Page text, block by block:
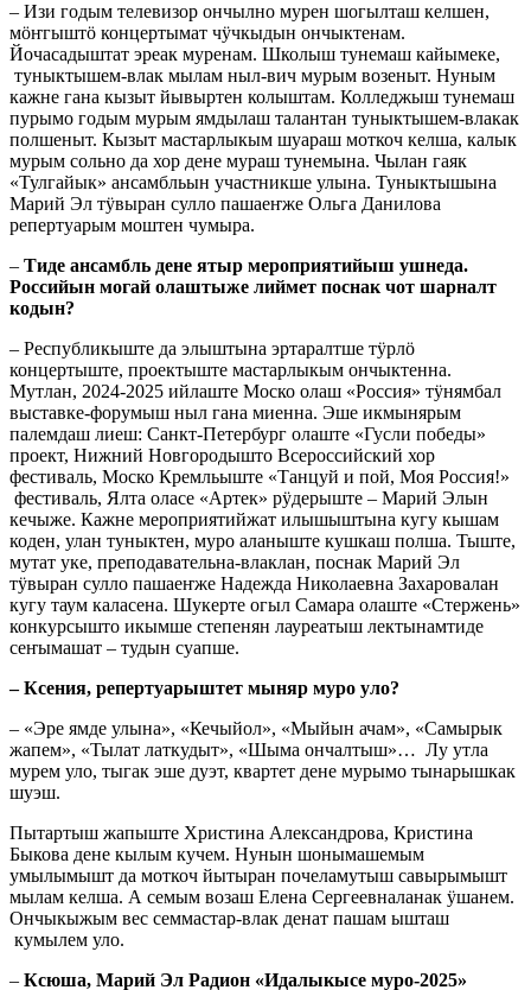
– Изи годым телевизор ончылно мурен шогылташ келшен,
мӧҥгыштӧ концертымат чӱчкыдын ончыктенам.
Йочасадыштат эреак муренам. Школыш тунемаш кайымеке,
туныктышем-влак мылам ныл-вич мурым возеныт. Нуным
кажне гана кызыт йывыртен колыштам. Колледжыш тунемаш
пурымо годым мурым ямдылаш талантан туныктышем-влакак
полшеныт. Кызыт мастарлыкым шуараш моткоч келша, калык
мурым сольно да хор дене мураш тунемына. Чылан гаяк
«Тулгайык» ансамбльын участникше улына. Туныктышына
Марий Эл тӱвыран сулло пашаеҥже Ольга Данилова
репертуарым моштен чумыра.
– Тиде ансамбль дене ятыр мероприятийыш ушнеда.
Российын могай олаштыже лиймет поснак чот шарналт
кодын?
– Республикыште да элыштына эртаралтше тӱрлӧ
концертыште, проектыште мастарлыкым ончыктенна.
Мутлан, 2024-2025 ийлаште Моско олаш «Россия» тӱнямбал
выставке-форумыш ныл гана миенна. Эше икмынярым
палемдаш лиеш: Санкт-Петербург олаште «Гусли победы»
проект, Нижний Новгородышто Всероссийский хор
фестиваль, Моско Кремльыште «Танцуй и пой, Моя Россия!»
фестиваль, Ялта оласе «Артек» рӱдерыште – Марий Элын
кечыже. Кажне мероприятийжат илышыштына кугу кышам
коден, улан туныктен, муро аланыште кушкаш полша. Тыште,
мутат уке, преподавательна-влаклан, поснак Марий Эл
тӱвыран сулло пашаеҥже Надежда Николаевна Захаровалан
кугу таум каласена. Шукерте огыл Самара олаште «Стержень»
конкурсышто икымше степенян лауреатыш лектынамтиде
сеҥымашат – тудын суапше.
– Ксения, репертуарыштет мыняр муро уло?
– «Эре ямде улына», «Кечыйол», «Мыйын ачам», «Самырык
жапем», «Тылат латкудыт», «Шыма ончалтыш»… Лу утла
мурем уло, тыгак эше дуэт, квартет дене мурымо тынарышкак
шуэш.
Пытартыш жапыште Христина Александрова, Кристина
Быкова дене кылым кучем. Нунын шонымашемым
умылымышт да моткоч йытыран почеламутыш савырымышт
мылам келша. А семым возаш Елена Сергеевналанак ӱшанем.
Ончыкыжым вес семмастар-влак денат пашам ышташ
кумылем уло.
– Ксюша, Марий Эл Радион «Идалыкысе муро-2025»